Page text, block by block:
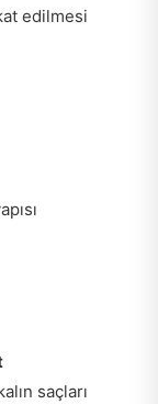
edilmesi
saçları